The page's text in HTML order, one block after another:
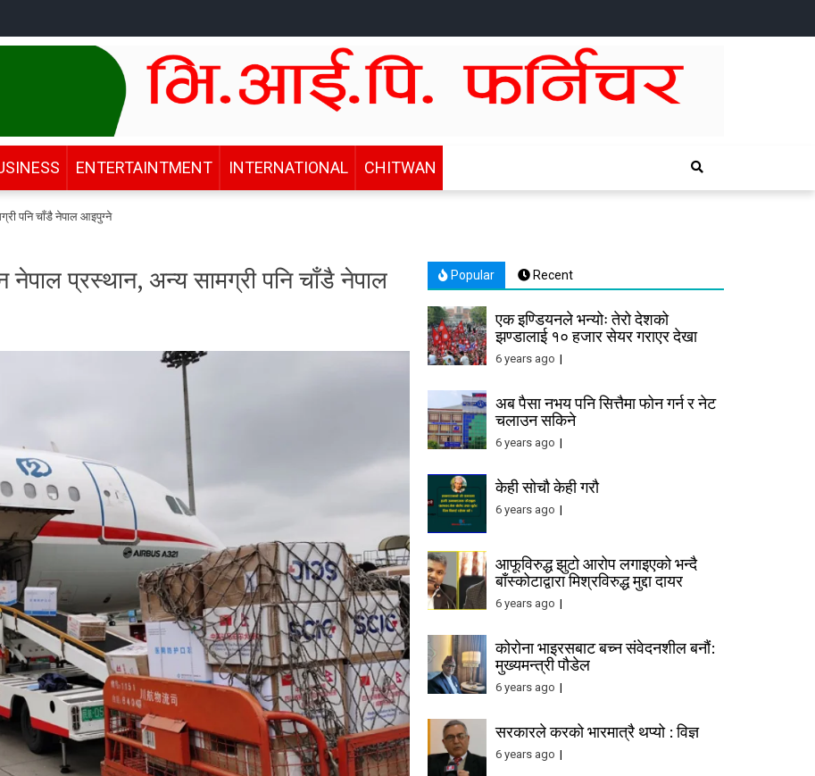
ENTERTAINTMENT INTERNATIONAL CHITWAN
पनि चाँडै नेपाल आइपुग्ने
नेपाल प्रस्थान, अन्य सामग्री पनि चाँडै नेपाल
Popular Recent
एक इण्डियनले भन्योः तेरो देशको
झण्डालाई १० हजार सेयर गराएर देखा
6 years ago
अब पैसा नभय पनि सित्तैमा फोन गर्न र नेट
चलाउन सकिने
6 years ago
केही सोचौ केही गरौ
6 years ago
आफूविरुद्ध झुटो आरोप लगाइएको भन्दै
बाँस्कोटाद्वारा मिश्रविरुद्ध मुद्दा दायर
6 years ago
कोरोना भाइरसबाट बच्न संवेदनशील बनौं:
मुख्यमन्त्री पौडेल
6 years ago
सरकारले करको भारमात्रै थप्यो : विज्ञ
6 years ago